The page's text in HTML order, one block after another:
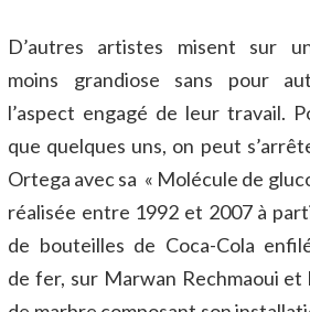
D’autres artistes misent sur
moins grandiose sans pour
l’aspect engagé de leur travail.
que quelques uns, on peut
Ortega avec sa « Molécule de
réalisée entre 1992 et 2007 à
de bouteilles de Coca-Cola
de fer, sur Marwan Rechmaoui et